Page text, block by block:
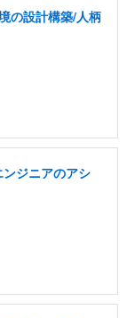
の設計構築/人柄
ジニアのアシ